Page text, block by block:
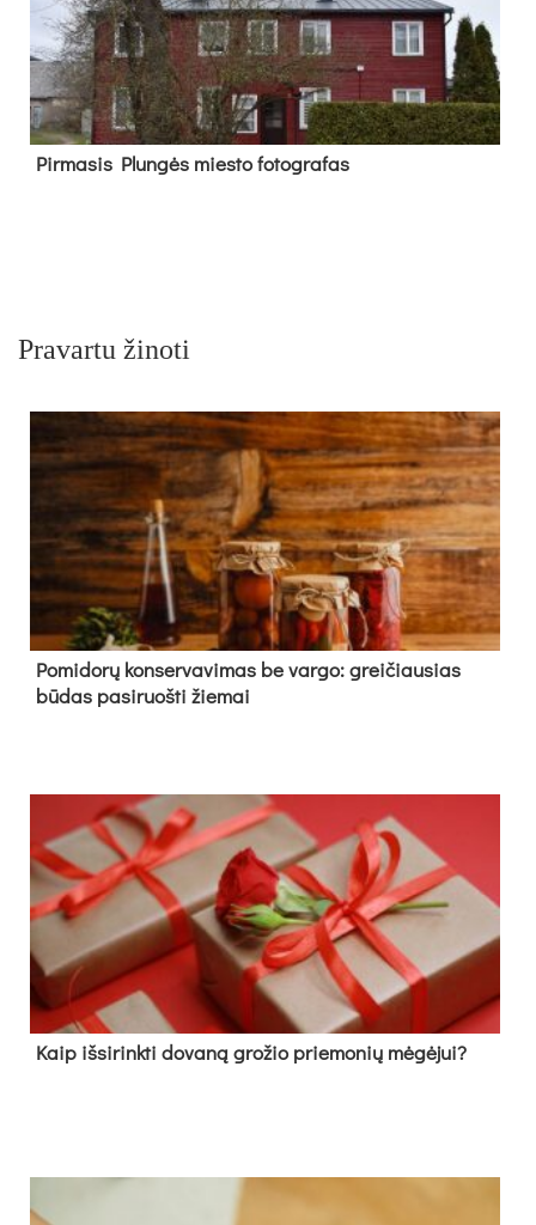
Pir­ma­sis Plun­gės mies­to fo­tog­ra­fas
Pravartu žinoti
Pomidorų konservavimas be vargo: greičiausias
būdas pasiruošti žiemai
Kaip išsirinkti dovaną grožio priemonių mėgėjui?